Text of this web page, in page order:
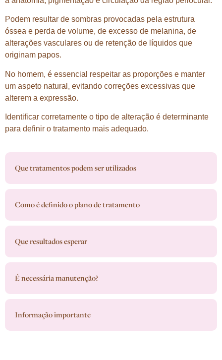
Podem resultar de sombras provocadas pela estrutura
óssea e perda de volume, de excesso de melanina, de
alterações vasculares ou de retenção de líquidos que
originam papos.
No homem, é essencial respeitar as proporções e manter
um aspeto natural, evitando correções excessivas que
alterem a expressão.
Identificar corretamente o tipo de alteração é determinante
para definir o tratamento mais adequado.
Que tratamentos podem ser utilizados
Como é definido o plano de tratamento
Que resultados esperar
É necessária manutenção?
Informação importante